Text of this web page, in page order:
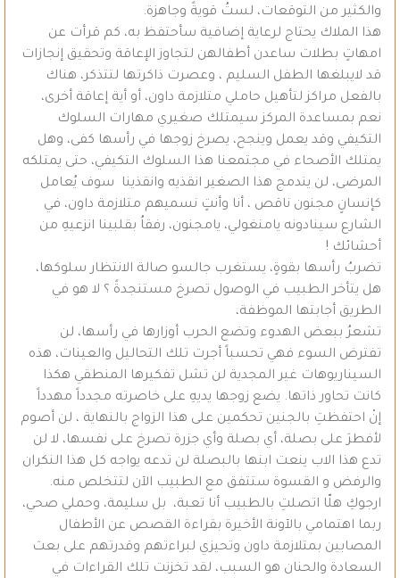
والكثير من التوقعات، لستُ قويةً وجاهزة.
هذا الملاك يحتاج لرعاية إضافية سأحتفظ به، كم قرأت عن
امهاتٍ بطلات ساعدن أطفالهن لتجاوز الإعاقة وتحقيق إنجازات
قد لايبلغها الطفل السليم ، وعصرت ذاكرتها لتتذكر، هناك
بالفعل مراكز لتأهيل حاملي متلازمة داون، أو أية إعاقة أخرى،
نعم بمساعدة المركز سيمتلك صغيري مهارات السلوك
التكيفي وقد يعمل وينجح، يصرخ زوجها في رأسها كفى، وهل
يمتلك الأصحاء في مجتمعنا هذا السلوك التكيفي، حتى يمتلكه
المرضى، لن يندمج هذا الصغير انقذيه وانقذينا سوف يُعامل
كإنسانٍ مجنون ناقص ، أنا وأنتٍ نسميهم متلازمة داون، في
الشارع سينادونه يامنغولي، يامجنون، رفقاُ بقلبينا انزعيهِ من
أحشائك !
تضربُ رأسها بقوةٍ، يستغرب جالسو صالة الانتظار سلوكها،
هل يتأخر الطبيب في الوصول تصرخ مستنجدةً ؟ لا هو في
الطريق أجابتها الموظفة،
تشعرُ ببعض الهدوء وتضع الحرب أوزارها في رأسها، لن
تفترض السوء فهي تحسباً أجرت تلك التحاليل والعينات، هذه
السيناريوهات غير المجدية لن تشل تفكيرها المنطقي هكذا
كانت تحاور ذاتها. يضع زوجها يديهِ على خاصرته مجدداً مهدداً
إنْ احتفظتِ بالجنين تحكمين على هذا الزواج بالنهاية ، لن أصوم
لأفطرَ على بصلة، أي بصلة وأي جزرة تصرخ على نفسها، لا لن
تدع هذا الاب ينعت ابنها بالبصلة لن تدعه يواجه كل هذا النكران
والرفض و القسوة ستتفق مع الطبيب الآن لتتخلص منه.
ارجوكِ هلّا اتصلتِ بالطبيب أنا تعبة، بل سليمة، وحملي صحي،
ربما اهتمامي بالآونة الأخيرة بقراءة القصص عن الأطفال
المصابين بمتلازمة داون وتحيزي لبراءتهم وقدرتهم على بعث
السعادة والحنان هو السبب، لقد تخزنت تلك القراءات في